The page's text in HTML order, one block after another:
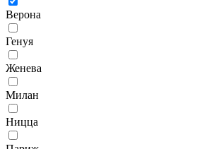
Верона
Генуя
Женева
Милан
Ницца